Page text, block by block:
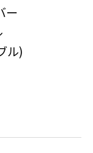
ー
ル)